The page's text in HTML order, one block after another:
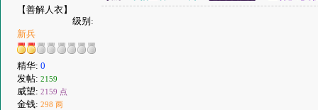
【善解人衣】
级别:
新兵
精华: 0
发帖: 2159
威望: 2159 点
金钱: 298 两